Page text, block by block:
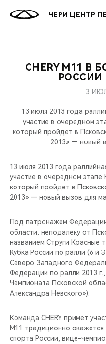
ЧЕРИ ЦЕНТР
КРОССОВЕРЫ
НОВИНКИ
КРЕДИТ И СТРАХОВАНИЕ
ЗАПЧАСТИ И АКСЕССУАРЫ
ПОДДЕРЖКА
CHERY CONNECT
МИР
О БРЕНДЕ
CHERY В СОЦСЕТЯХ
ЛЮДИ CHERY
БЛАГОТВОРИТЕЛЬНОСТЬ
CHERY REMOTE
CHERY И СПОРТ
НАШИ МЕРОПРИЯТИЯ
ВИДЕООБЗОРЫ
CHERY ДЛЯ ДЕТЕЙ
КРЕДИТ
О
МЫ В СОЦСЕТЯХ
CHERY M11 В
РОССИИ
3
13 июля 2013 года
участие в очередном
который пройдет в
2013» — новый
13 июля 2013 года
участие в очередном этапе
который пройдет в
2013» — новый вызов для
Под патронажем
области, неподалеку от
названием Струги Красные
Кубка России по ралли (6 й
Северо Западного
Федерации по ралли 2013
Чемпионата Псковской
Александра Невского»).
Команда CHERY примет
M11 традиционно
спорта России, вице-